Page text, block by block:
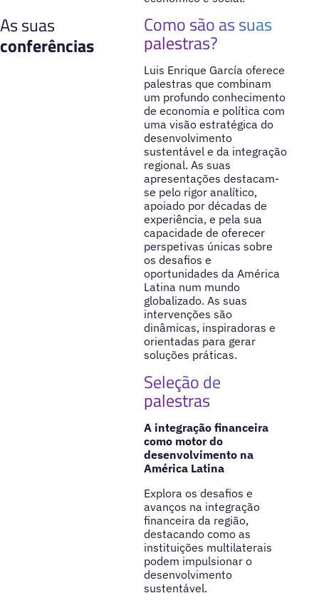
As suas
conferências
Como são as suas
palestras?
Luis Enrique García oferece
palestras que combinam
um profundo conhecimento
de economia e política com
uma visão estratégica do
desenvolvimento
sustentável e da integração
regional. As suas
apresentações destacam-
se pelo rigor analítico,
apoiado por décadas de
experiência, e pela sua
capacidade de oferecer
perspetivas únicas sobre
os desafios e
oportunidades da América
Latina num mundo
globalizado. As suas
intervenções são
dinâmicas, inspiradoras e
orientadas para gerar
soluções práticas.
Seleção de
palestras
A integração financeira
como motor do
desenvolvimento na
América Latina
Explora os desafios e
avanços na integração
financeira da região,
destacando como as
instituições multilaterais
podem impulsionar o
desenvolvimento
sustentável.